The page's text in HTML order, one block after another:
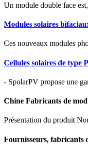
Un module double face
Modules solaires
Ces nouveaux modules
Cellules solaires de type
- SpolarPV propose une
Chine Fabricants de
Présentation du produit
Fournisseurs, fabricants